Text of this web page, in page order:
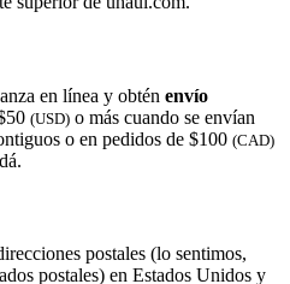
en línea y obtén envío
(USD) o más cuando se envían
o en pedidos de $100 (CAD)
postales (lo sentimos,
postales) en Estados Unidos y